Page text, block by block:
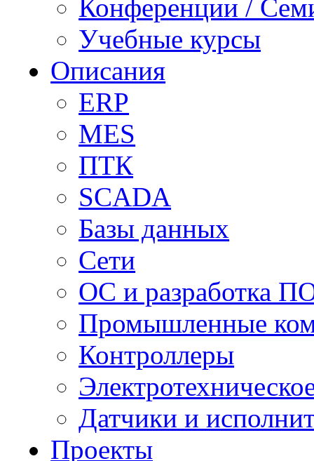
Конференции /
Учебные курсы
Описания
ERP
MES
ПТК
SCADA
Базы данных
Сети
ОС и разработка
Промышленные
Контроллеры
Датчики и
Проекты